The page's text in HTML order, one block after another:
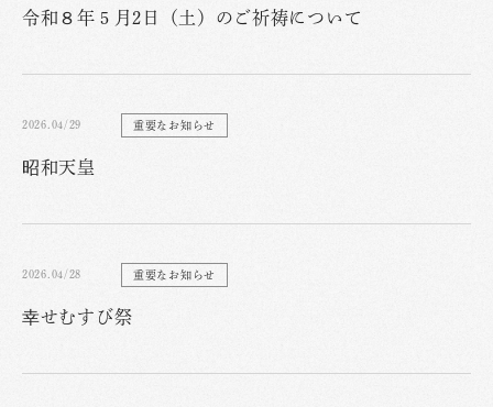
令和８年５月2日（土）のご祈祷について
2026.04/29 重要なお知らせ
昭和天皇
2026.04/28 重要なお知らせ
幸せむすび祭